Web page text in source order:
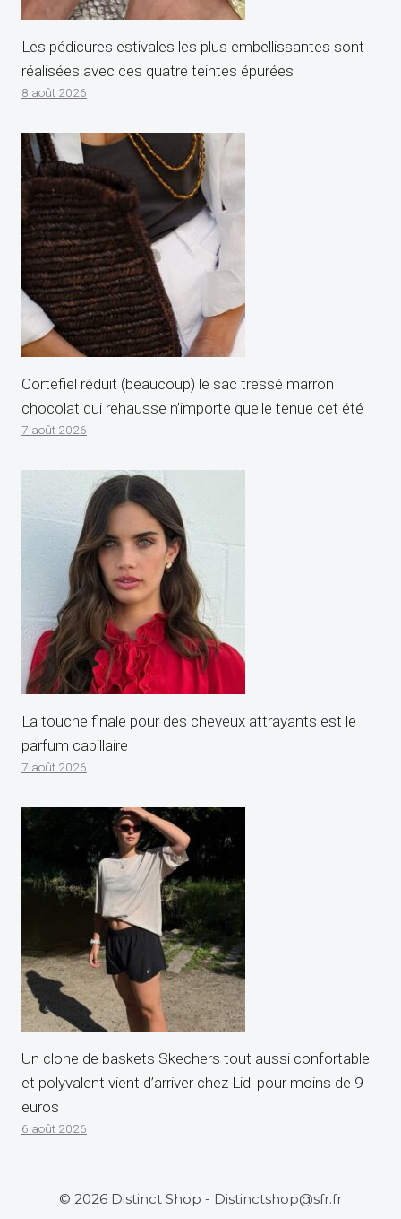
Les pédicures estivales les plus embellissantes sont
réalisées avec ces quatre teintes épurées
8 août 2026
Cortefiel réduit (beaucoup) le sac tressé marron
chocolat qui rehausse n’importe quelle tenue cet été
7 août 2026
La touche finale pour des cheveux attrayants est le
parfum capillaire
7 août 2026
Un clone de baskets Skechers tout aussi confortable
et polyvalent vient d’arriver chez Lidl pour moins de 9
euros
6 août 2026
© 2026 Distinct Shop - Distinctshop@sfr.fr